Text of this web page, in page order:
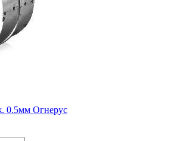
0.5мм Огнерус